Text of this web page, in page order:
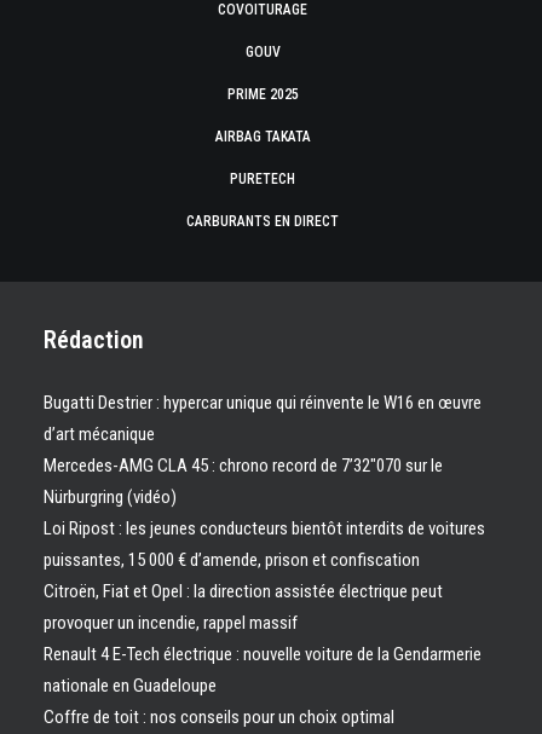
COVOITURAGE
GOUV
PRIME 2025
AIRBAG TAKATA
PURETECH
CARBURANTS EN DIRECT
Rédaction
Bugatti Destrier : hypercar unique qui réinvente le W16 en œuvre
d’art mécanique
Mercedes-AMG CLA 45 : chrono record de 7’32″070 sur le
Nürburgring (vidéo)
Loi Ripost : les jeunes conducteurs bientôt interdits de voitures
puissantes, 15 000 € d’amende, prison et confiscation
Citroën, Fiat et Opel : la direction assistée électrique peut
provoquer un incendie, rappel massif
Renault 4 E-Tech électrique : nouvelle voiture de la Gendarmerie
nationale en Guadeloupe
Coffre de toit : nos conseils pour un choix optimal